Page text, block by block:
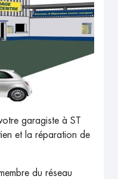
garagiste à ST
et la réparation de
du réseau